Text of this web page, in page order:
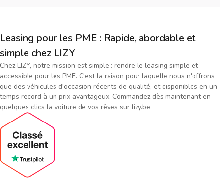
Leasing pour les PME : Rapide, abordable et
simple chez LIZY
Chez LIZY, notre mission est simple : rendre le leasing simple et
accessible pour les PME. C'est la raison pour laquelle nous n'offrons
que des véhicules d'occasion récents de qualité, et disponibles en un
temps record à un prix avantageux. Commandez dès maintenant en
quelques clics la voiture de vos rêves sur lizy.be